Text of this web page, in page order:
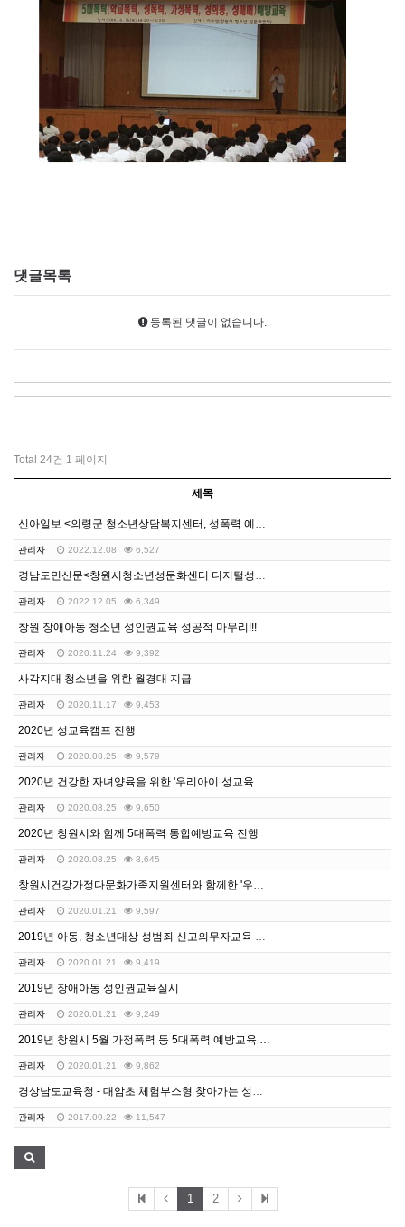
댓글목록
등록된 댓글이 없습니다.
Total 24건 1 페이지
제목
관리자 2022.12.08 6,527
관리자 2022.12.05 6,349
창원 장애아동 청소년 성인권교육 성공적 마무리!!!
관리자 2020.11.24 9,392
사각지대 청소년을 위한 월경대 지급
관리자 2020.11.17 9,453
2020년 성교육캠프 진행
관리자 2020.08.25 9,579
관리자 2020.08.25 9,650
2020년 창원시와 함께 5대폭력 통합예방교육 진행
관리자 2020.08.25 8,645
관리자 2020.01.21 9,597
관리자 2020.01.21 9,419
2019년 장애아동 성인권교육실시
관리자 2020.01.21 9,249
2019년 창원시 5월 가정폭력 등 5대폭력 예방교육 …
관리자 2020.01.21 9,862
관리자 2017.09.22 11,547
1 2